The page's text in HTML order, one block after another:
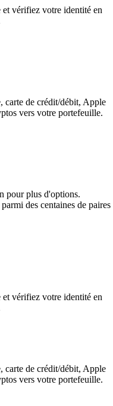
vérifiez votre identité en
carte de crédit/débit, Apple
vers votre portefeuille.
pour plus d'options.
des centaines de paires
vérifiez votre identité en
carte de crédit/débit, Apple
vers votre portefeuille.